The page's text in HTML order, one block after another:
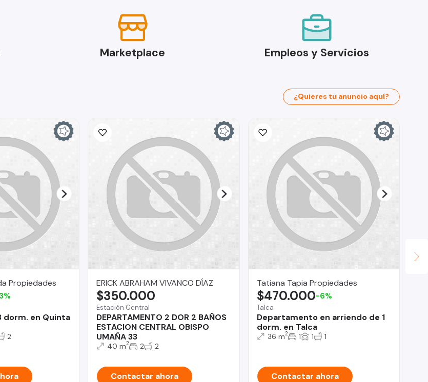
Marketplace Empleos y Servicios
¿Quieres tu anuncio aquí?
Propiedades
en Quinta
2
ERICK ABRAHAM VIVANCO DÍAZ
Estación Central
DEPARTAMENTO 2 DOR 2 BAÑOS
ESTACION CENTRAL OBISPO
UMAÑA 33
$350.000
40 m2 2 2
Contactar ahora
Tatiana Tapia Propiedades
Talca
Departamento en arriendo de 1
dorm. en Talca
$470.000-6%
36 m2 1 1 1
Contactar ahora